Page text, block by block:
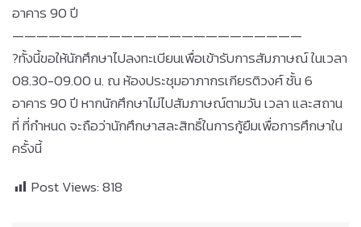
อาคาร 90 ปี
————————————————————————
?ทั้งนี้ขอให้นักศึกษาไปลงทะเบียนเพื่อเข้ารับการสัมภาษณ์ ในเวลา
08.30-09.00 น. ณ ห้องประชุมอาภากรเกียรติวงศ์ ชั้น 6
อาคาร 90 ปี หากนักศึกษาไม่ไปสัมภาษณ์ตามวัน เวลา และสถาน
ที่ ที่กำหนด จะถือว่านักศึกษาสละสิทธิ์ในการกู้ยืมเพื่อการศึกษาใน
ครั้งนี้
Post Views:818